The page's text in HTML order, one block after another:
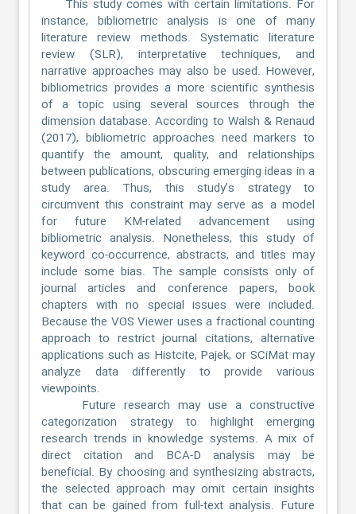
This study comes with certain limitations. For
instance, bibliometric analysis is one of many
literature review methods. Systematic literature
review (SLR), interpretative techniques, and
narrative approaches may also be used. However,
bibliometrics provides a more scientific synthesis
of a topic using several sources through the
dimension database. According to Walsh & Renaud
(2017), bibliometric approaches need markers to
quantify the amount, quality, and relationships
between publications, obscuring emerging ideas in a
study area. Thus, this study’s strategy to
circumvent this constraint may serve as a model
for future KM-related advancement using
bibliometric analysis. Nonetheless, this study of
keyword co-occurrence, abstracts, and titles may
include some bias. The sample consists only of
journal articles and conference papers, book
chapters with no special issues were included.
Because the VOS Viewer uses a fractional counting
approach to restrict journal citations, alternative
applications such as Histcite, Pajek, or SCiMat may
analyze data differently to provide various
viewpoints.
Future research may use a constructive
categorization strategy to highlight emerging
research trends in knowledge systems. A mix of
direct citation and BCA-D analysis may be
beneficial. By choosing and synthesizing abstracts,
the selected approach may omit certain insights
that can be gained from full-text analysis. Future